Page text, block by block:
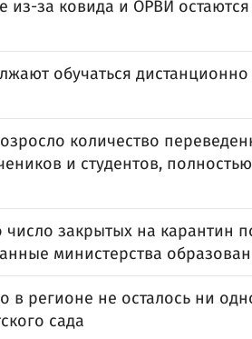
из-за ковида и ОРВИ
обучаться дистанционно
количество
и студентов,
число закрытых на карантин
министерства
в регионе не осталось ни
сада